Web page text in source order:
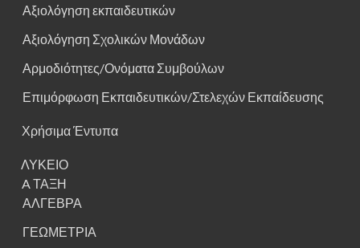
Αξιολόγηση εκπαιδευτικών
Αξιολόγηση Σχολικών Μονάδων
Αρμοδιότητες/Ονόματα Συμβούλων
Επιμόρφωση Εκπαιδευτικών/Στελεχών Εκπαίδευσης
Χρήσιμα Έντυπα
ΛΥΚΕΙΟ
A ΤΑΞΗ
ΑΛΓΕΒΡΑ
ΓΕΩΜΕΤΡΙΑ